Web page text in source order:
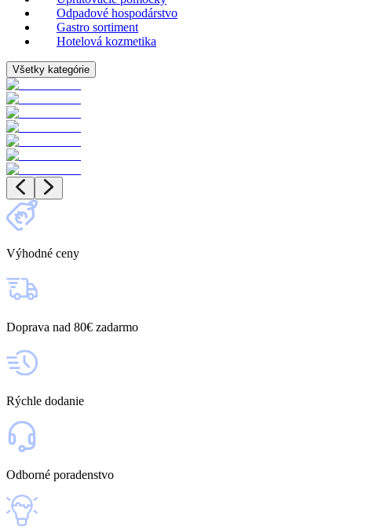
Odpadové hospodárstvo
Gastro sortiment
Hotelová kozmetika
Všetky kategórie
Výhodné ceny
Doprava nad 80€ zadarmo
Rýchle dodanie
Odborné poradenstvo